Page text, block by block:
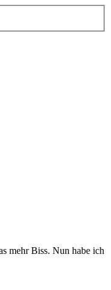
mehr Biss. Nun habe ich